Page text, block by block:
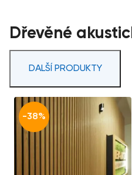
Dřevěné
DALŠÍ PRODUKTY
-38%